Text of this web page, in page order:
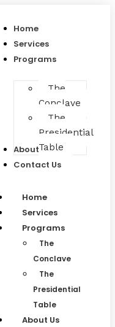
Home
Services
Programs
The
Conclave
The
Presidential
Table
About Us
Contact Us
Home
Services
Programs
The
Conclave
The
Presidential
Table
About Us